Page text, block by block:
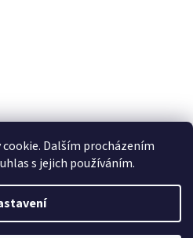
Dalším procházením
s jejich používáním.
řád
Shoptet